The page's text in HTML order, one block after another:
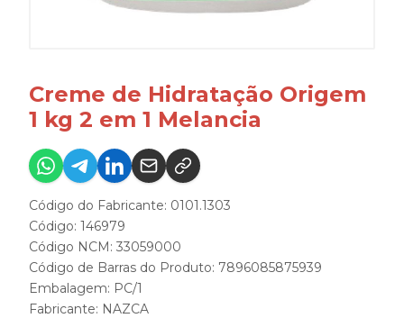
Creme de Hidratação Origem
1 kg 2 em 1 Melancia
Código do Fabricante: 0101.1303
Código: 146979
Código NCM: 33059000
Código de Barras do Produto: 7896085875939
Embalagem: PC/1
Fabricante: NAZCA